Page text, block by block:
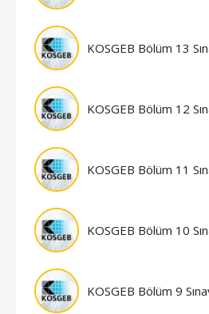
KOSGEB Bölüm 13
KOSGEB Bölüm 12
KOSGEB Bölüm 11
KOSGEB Bölüm 10
KOSGEB Bölüm 9